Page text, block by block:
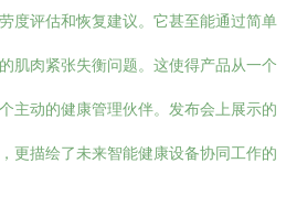
度评估和恢复建议。它甚至能通过简单
肌肉紧张失衡问题。这使得产品从一个
主动的健康管理伙伴。发布会上展示的
更描绘了未来智能健康设备协同工作的